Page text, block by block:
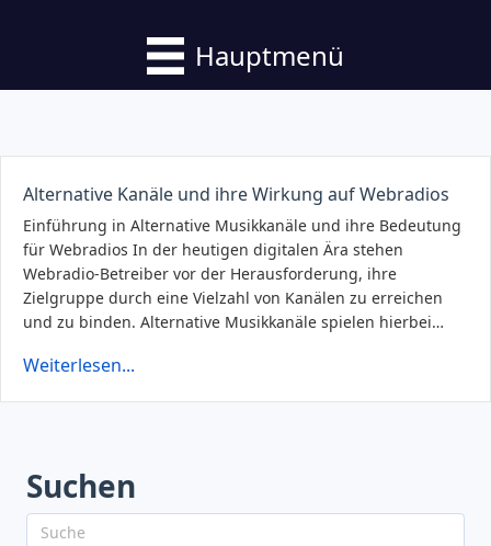
Hauptmenü
Alternative Kanäle und ihre Wirkung auf Webradios
Einführung in Alternative Musikkanäle und ihre Bedeutung
für Webradios In der heutigen digitalen Ära stehen
Webradio-Betreiber vor der Herausforderung, ihre
Zielgruppe durch eine Vielzahl von Kanälen zu erreichen
und zu binden. Alternative Musikkanäle spielen hierbei…
Weiterlesen...
Suchen